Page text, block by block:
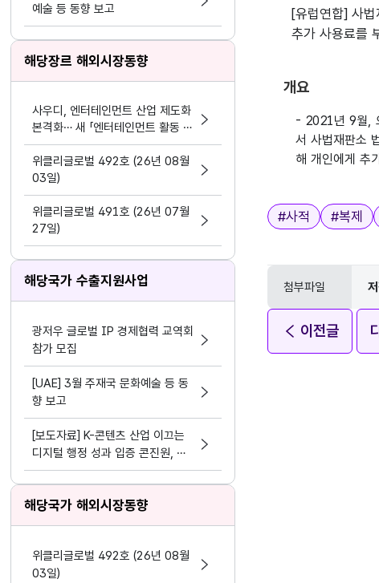
예술 등 동향 보고
해당장르 해외시장동향
사우디, 엔터테인먼트 산업 제도화
본격화… 새 「엔터테인먼트 활동 및
지원 활동법」 제정
위클리글로벌 492호 (26년 08월
03일)
위클리글로벌 491호 (26년 07월
27일)
해당국가 수출지원사업
광저우 글로벌 IP 경제협력 교역회
참가 모집
[UAE] 3월 주재국 문화예술 등 동
향 보고
[보도자료] K-콘텐츠 산업 이끄는
디지털 행정 성과 입증 콘진원, 정
보화⋅데이터 분야 평가 3관왕 달성
해당국가 해외시장동향
위클리글로벌 492호 (26년 08월
03일)
[유럽연합] 사
추가 사용료를
개요
- 2021년 9월,
서 사법재판소
해 개인에게 추
태그
#사적 #복제
첨부파일
이전글